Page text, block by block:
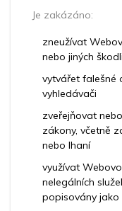
Je zakázáno:
zneužívat
nebo jiných
vytvářet falešné
vyhledávači
zveřejňovat
zákony, včetně
nebo lhaní
využívat
nelegálních
popisovány